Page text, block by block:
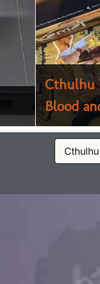
Cthulhu
Blood
Copa
Cthulhu